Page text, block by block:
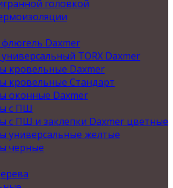
головкой
Daxmer
TORX Daxmer
кровельные Daxmer
кровельные Стандарт
оконные Daxmer
с ПШ
с ПШ и заклепки Daxmer цветные
универсальные желтые
черные